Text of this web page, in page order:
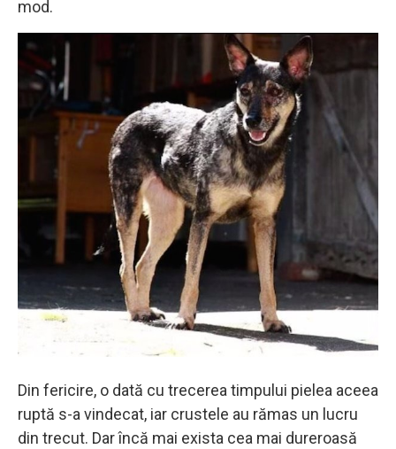
mod.
Din fericire, o dată cu trecerea timpului pielea aceea
ruptă s-a vindecat, iar crustele au rămas un lucru
din trecut. Dar încă mai exista cea mai dureroasă